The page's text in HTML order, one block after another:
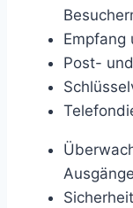
Empfang
Post-